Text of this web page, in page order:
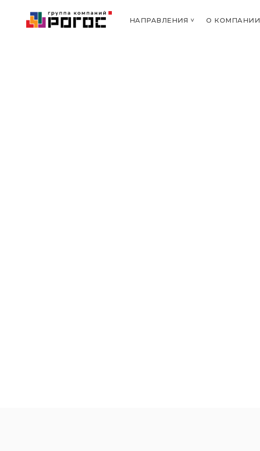
НАПРАВЛЕНИЯ ˅ О КОМПАНИИ